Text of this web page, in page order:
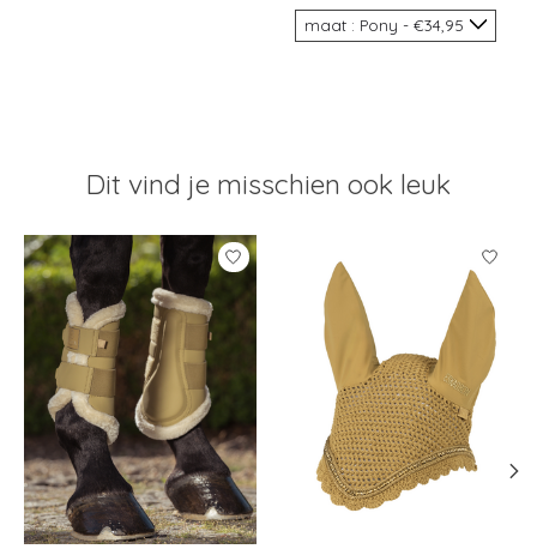
Dit vind je misschien ook leuk
Items van productcarrousel